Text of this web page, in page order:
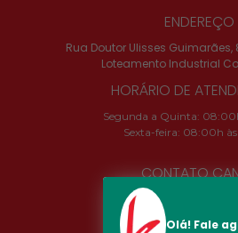
ENDEREÇO
Rua Doutor Ulisses
Loteamento Industrial
HORÁRIO DE
Segunda a Quinta:
Sexta-feira: 08:00h
CONTATO
Olá! Fale